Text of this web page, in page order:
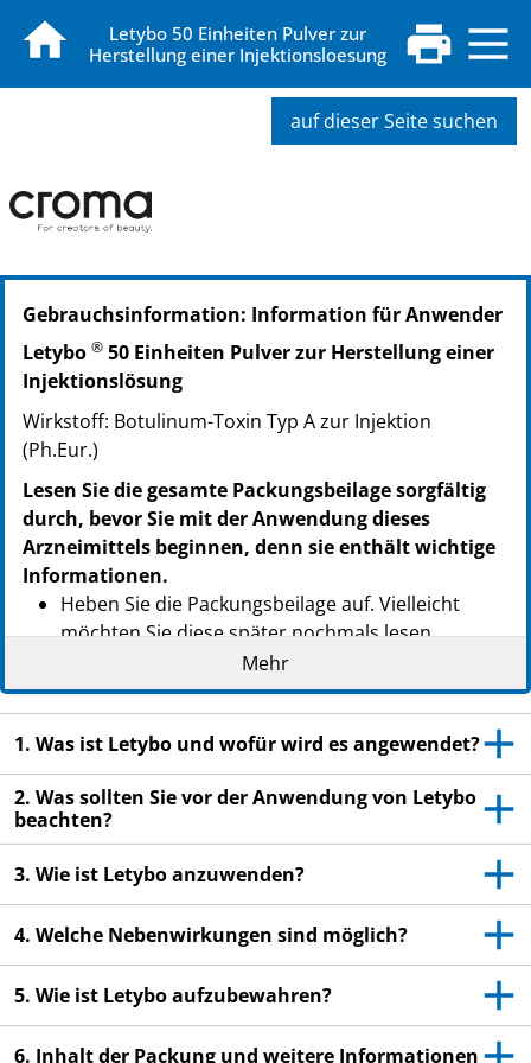
Letybo 50 Einheiten Pulver zur
Herstellung einer Injektionsloesung
auf dieser Seite suchen
PZN: 17930186
PPN: 111793018696
NTIN: 04150179301869
PZN: 17930200
NTIN: 04150179302002
PZN: 17930217
PPN: 111793021746
NTIN: 04150179302170
Gebrauchsinformation: Information für Anwender
Letybo ® 50 Einheiten Pulver zur Herstellung einer
Injektionslösung
Wirkstoff: Botulinum-Toxin Typ A zur Injektion
(Ph.Eur.)
Lesen Sie die gesamte Packungsbeilage sorgfältig
durch, bevor Sie mit der Anwendung dieses
Arzneimittels beginnen, denn sie enthält wichtige
Informationen.
Heben Sie die Packungsbeilage auf. Vielleicht
möchten Sie diese später nochmals lesen.
Wenn Sie weitere Fragen haben, wenden Sie sich
an Ihren Arzt oder Apotheker.
Wenn Sie Nebenwirkungen bemerken, wenden Sie
sich an Ihren Arzt oder Apotheker. Dies gilt auch
für Nebenwirkungen, die nicht in dieser
Packungsbeilage angegeben sind. Siehe Abschnitt
Mehr
1. Was ist Letybo und wofür wird es angewendet?
2. Was sollten Sie vor der Anwendung von Letybo
beachten?
3. Wie ist Letybo anzuwenden?
4. Welche Nebenwirkungen sind möglich?
5. Wie ist Letybo aufzubewahren?
6. Inhalt der Packung und weitere Informationen